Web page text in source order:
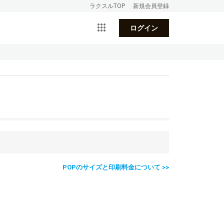
ラクスルTOP 新規会員登録
ログイン
POPのサイズと印刷料金について >>